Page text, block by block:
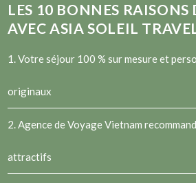
LES 10 BONNES RAISONS
AVEC ASIA SOLEIL
1. Votre séjour 100 % sur mesure et
originaux
2.Agence de Voyage Vietnam
attractifs